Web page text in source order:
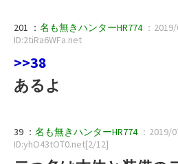
201 ： 名も無きハンターHR774 ：
ID:2tiRa6WFa.net
>>38
あるよ
39 ： 名も無きハンターHR774 ：2019/
ID:yhO43tOT0.net[2/12]